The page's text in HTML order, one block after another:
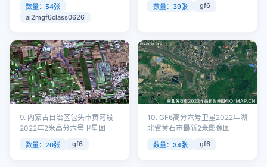
数量：54张
ai2mgf6class0626
数量：39张 gf6
9. 内蒙古自治区包头市黄河段
2022年2米高分六号卫星图
数量：20张 gf6
10. GF6高分六号卫星2022年湖
北省黄石市最新2米影像图
数量：34张 gf6